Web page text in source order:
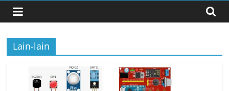
Innovation
Partner
Lain-lain